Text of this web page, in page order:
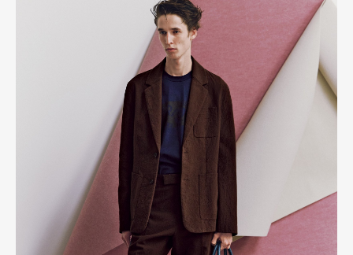
Pen Meet
Pen international